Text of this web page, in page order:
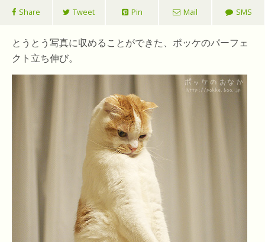
Share Tweet Pin Mail SMS
とうとう写真に収めることができた、ポッケのパーフェ
クト立ち伸び。